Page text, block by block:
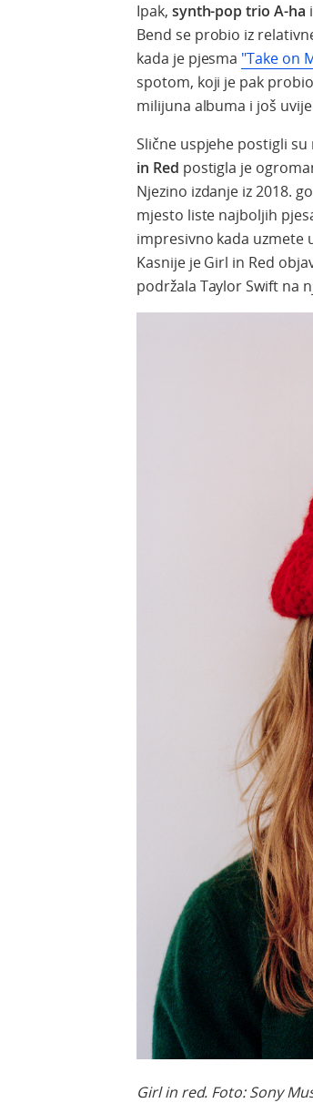
Ipak, synth-pop trio A-ha
Bend se probio iz
kada je pjesma "Take on
spotom, koji je pak
milijuna albuma i još
Slične uspjehe postigli
in Red postigla je
Njezino izdanje iz 2018.
mjesto liste najboljih
impresivno kada uzmete
Kasnije je Girl in Red
podržala Taylor Swift na
Girl in red. Foto: Sony